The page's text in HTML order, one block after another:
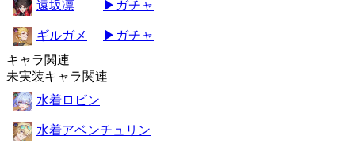
遠坂凛 ▶ガチャ
ギルガメ
▶ガチャ
キャラ関連
未実装キャラ関連
水着ロビン
水着アベンチュリン